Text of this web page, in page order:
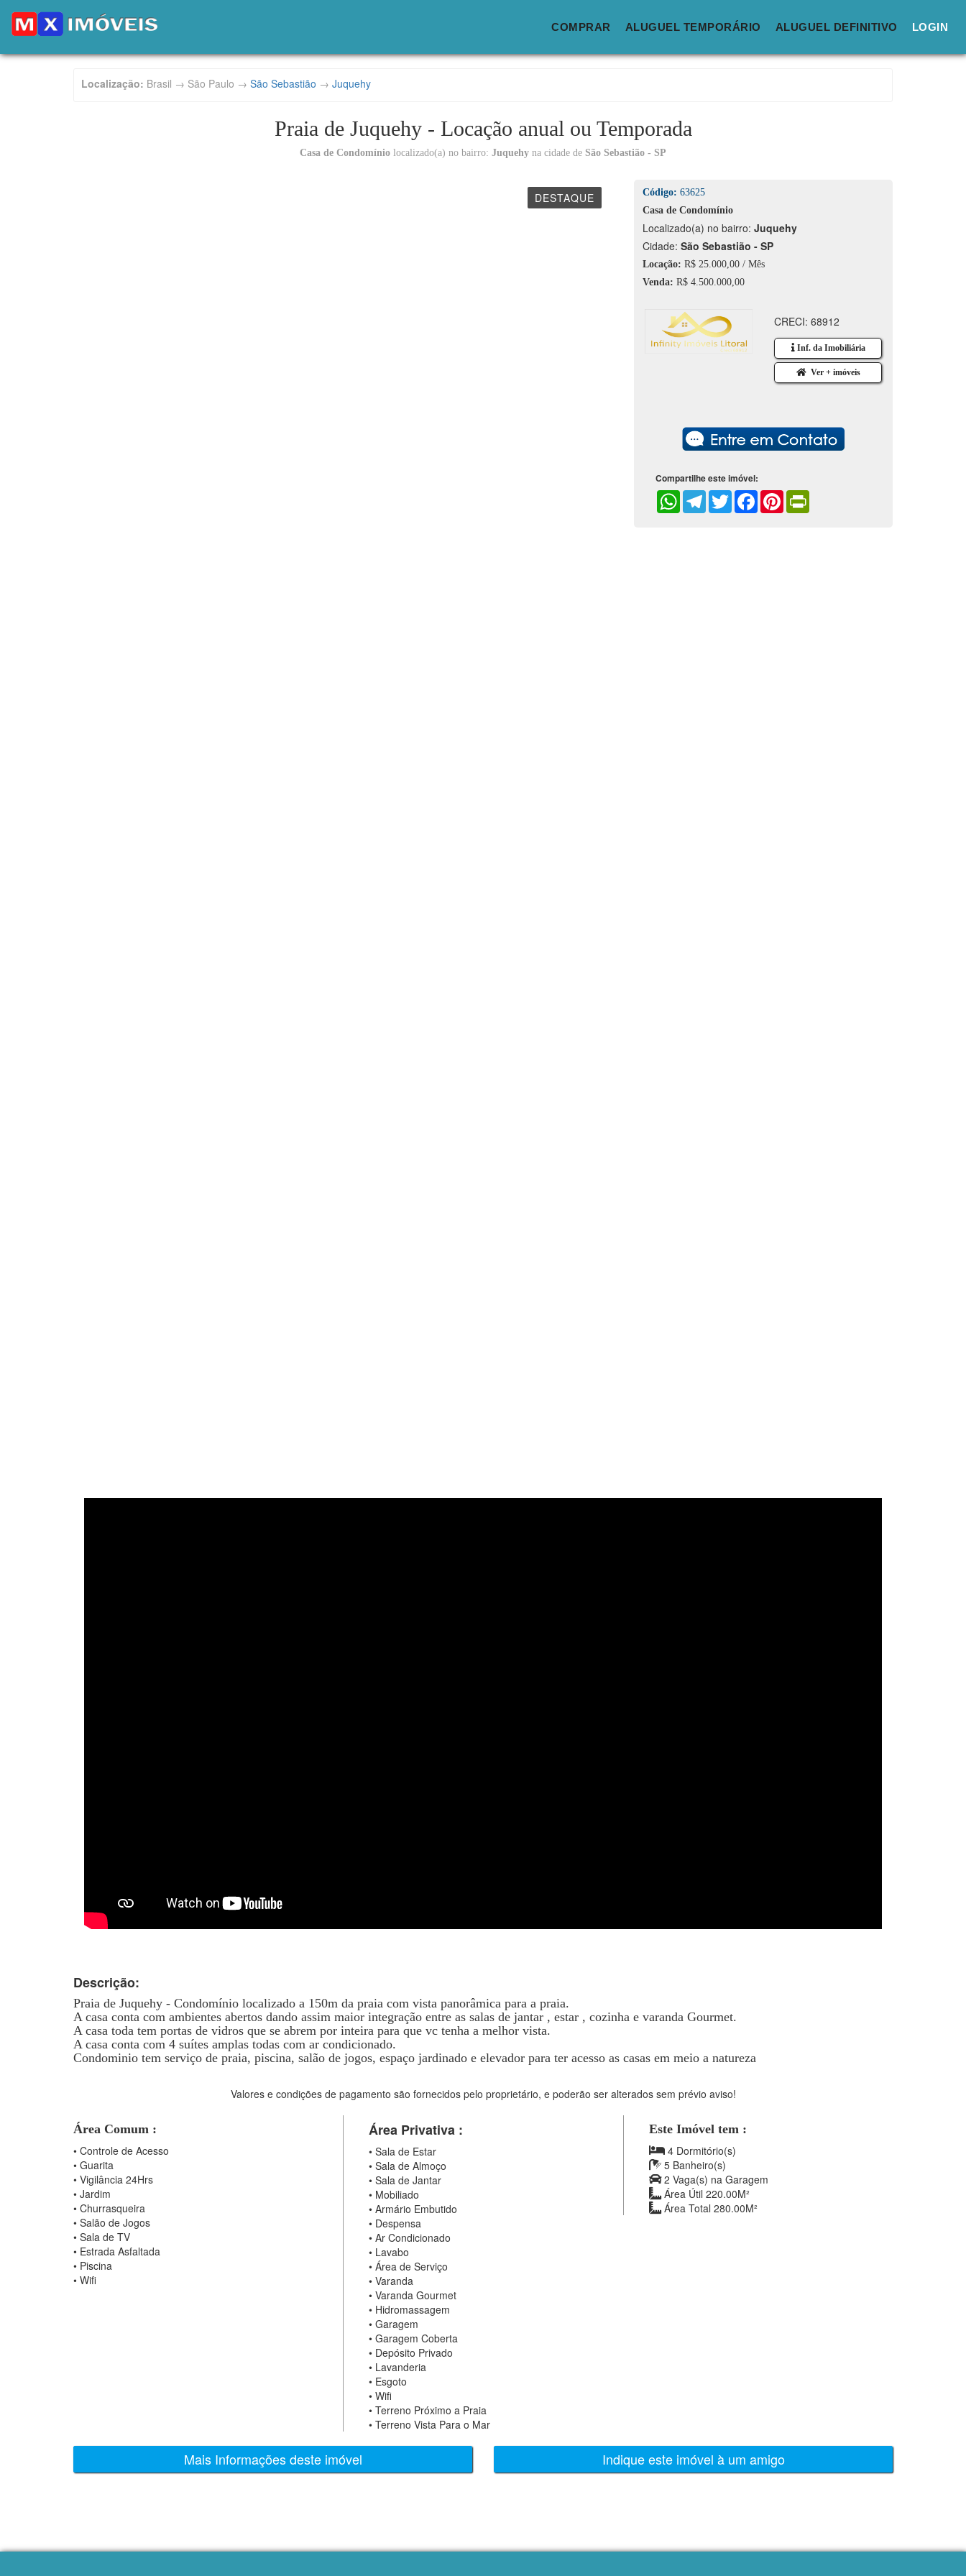
COMPRAR ALUGUEL TEMPORÁRIO ALUGUEL DEFINITIVO LOGIN
Localização: Brasil → São Paulo → São Sebastião → Juquehy
Praia de Juquehy - Locação anual ou Temporada
Casa de Condomínio localizado(a) no bairro: Juquehy na cidade de São Sebastião - SP
DESTAQUE Código: 63625
Casa de Condomínio
Localizado(a) no bairro: Juquehy
Cidade: São Sebastião - SP
Locação: R$ 25.000,00 / Mês
Venda: R$ 4.500.000,00
CRECI: 68912
Inf. da Imobiliária
Ver + imóveis
Compartilhe este imóvel:
WhatsAppTelegramTwitterFacebookPinterest
Descrição:
Praia de Juquehy - Condomínio localizado a 150m da praia com vista panorâmica para a praia.
A casa conta com ambientes abertos dando assim maior integração entre as salas de jantar , estar , cozinha e varanda Gourmet.
A casa toda tem portas de vidros que se abrem por inteira para que vc tenha a melhor vista.
A casa conta com 4 suítes amplas todas com ar condicionado.
Condominio tem serviço de praia, piscina, salão de jogos, espaço jardinado e elevador para ter acesso as casas em meio a natureza
Valores e condições de pagamento são fornecidos pelo proprietário, e poderão ser alterados sem prévio aviso!
Área Comum :
• Controle de Acesso
• Guarita
• Vigilância 24Hrs
• Jardim
• Churrasqueira
• Salão de Jogos
• Sala de TV
• Estrada Asfaltada
• Piscina
• Wifi
Área Privativa :
• Sala de Estar
• Sala de Almoço
• Sala de Jantar
• Mobiliado
• Armário Embutido
• Despensa
• Ar Condicionado
• Lavabo
• Área de Serviço
• Varanda
• Varanda Gourmet
• Hidromassagem
• Garagem
• Garagem Coberta
• Depósito Privado
• Lavanderia
• Esgoto
• Wifi
• Terreno Próximo a Praia
• Terreno Vista Para o Mar
Este Imóvel tem :
4 Dormitório(s)
5 Banheiro(s)
2 Vaga(s) na Garagem
Área Útil 220.00M²
Área Total 280.00M²
Mais Informações deste imóvel Indique este imóvel à um amigo